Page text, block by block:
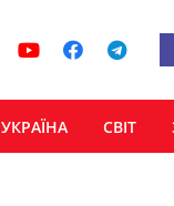
УКРАЇНА СВІТ